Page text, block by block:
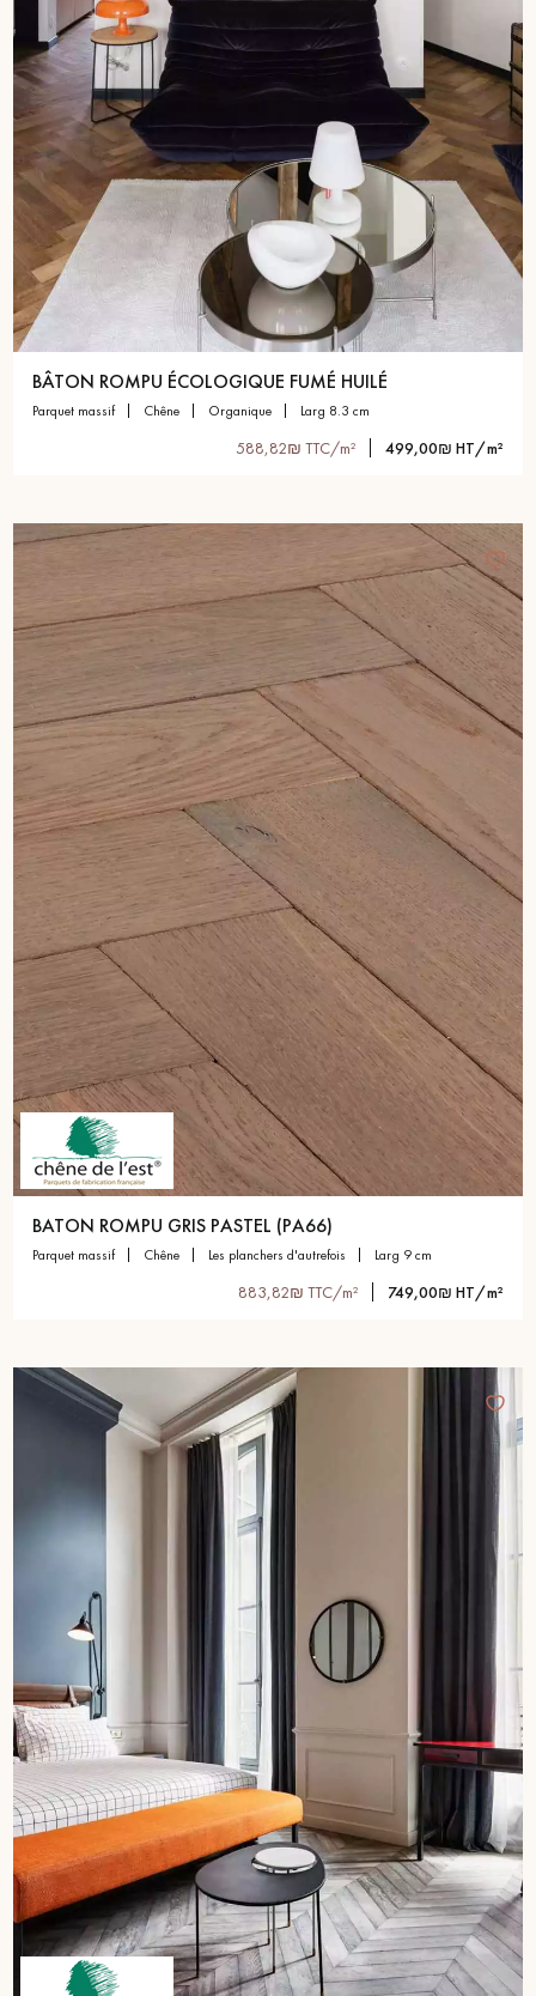
BÂTON ROMPU ÉCOLOGIQUE FUMÉ HUILÉ
parquet massif chêne organique larg 8.3 cm
588,82₪ TTC/m² 499,00₪ HT/m²
BATON ROMPU GRIS PASTEL (PA66)
parquet massif chêne les planchers d'autrefois larg 9 cm
883,82₪ TTC/m² 749,00₪ HT/m²